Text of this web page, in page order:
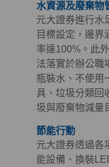
水資源及廢棄物
元大證券進行水
目標設定，邊界
率達100%。此
法落實於辦公職
瓶裝水、不使用
具、垃圾分類回
圾與廢棄物減量
節能行動
元大證券透過各
能設備、換裝